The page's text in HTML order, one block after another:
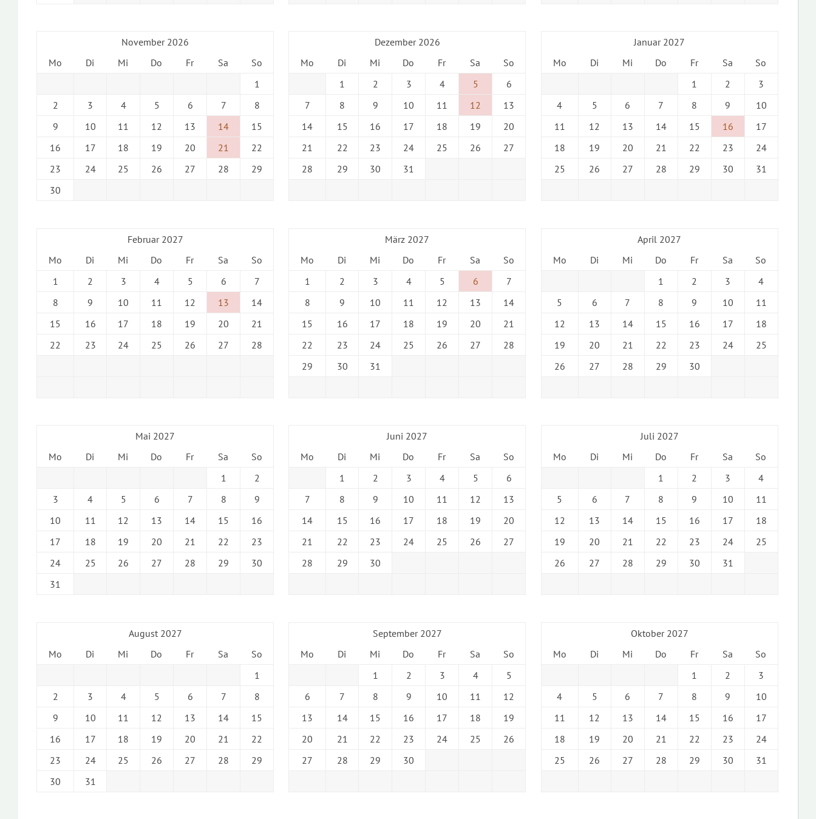
November 2026
Mo
Di Mi Do Fr Sa
So
1
2
3 4 5 6 7
8
9
10 11 12 13 14
15
16
17 18 19 20 21
22
23
24 25 26 27 28
29
30
Dezember 2026
Mo
Di Mi Do Fr Sa
So
1
2 3 4 5
6
7
8 9 10 11 12
13
14
15 16 17 18 19
20
21
22 23 24 25 26
27
28
29 30 31
Januar 2027
Mo
Di Mi Do Fr Sa
So
1
2
3
4
5 6 7 8 9
10
11
12 13 14 15 16
17
18
19 20 21 22 23
24
25
26 27 28 29 30 31
Februar 2027
Mo
Di Mi Do Fr Sa
So
1
2 3 4 5 6
7
8
9 10 11 12 13
14
15
16 17 18 19 20
21
22
23 24 25 26 27 28
März 2027
Mo
Di Mi Do Fr Sa
So
1
2 3 4 5 6
7
8
9 10 11 12 13
14
15
16 17 18 19 20
21
22
23 24 25 26 27
28
29
30 31
April 2027
Mo
Di Mi Do Fr Sa
So
1
2 3
4
5
6 7 8 9 10
11
12
13 14 15 16 17
18
19
20 21 22 23 24
25
26
27 28 29 30
Mai 2027
Mo
Di Mi Do Fr Sa
So
1
2
3
4 5 6 7 8
9
10
11 12 13 14 15
16
17
18 19 20 21 22
23
24
25 26 27 28 29
30
31
Juni 2027
Mo
Di Mi Do Fr Sa
So
1
2 3 4 5
6
7
8 9 10 11 12
13
14
15 16 17 18 19
20
21
22 23 24 25 26
27
28
29 30
Juli 2027
Mo
Di Mi Do Fr Sa
So
1
2 3
4
5
6 7 8 9 10
11
12
13 14 15 16 17
18
19
20 21 22 23 24
25
26
27 28 29 30 31
August 2027
Mo
Di Mi Do Fr Sa
So
1
2
3 4 5 6 7
8
9
10 11 12 13 14
15
16
17 18 19 20 21
22
23
24 25 26 27 28
29
30
31
September 2027
Mo
Di Mi Do Fr Sa
So
1
2 3 4
5
6
7 8 9 10 11
12
13
14 15 16 17 18
19
20
21 22 23 24 25
26
27
28 29 30
Oktober 2027
Mo
Di Mi Do Fr Sa
So
1
2
3
4
5 6 7 8 9
10
11
12 13 14 15 16
17
18
19 20 21 22 23
24
25
26 27 28 29 30 31